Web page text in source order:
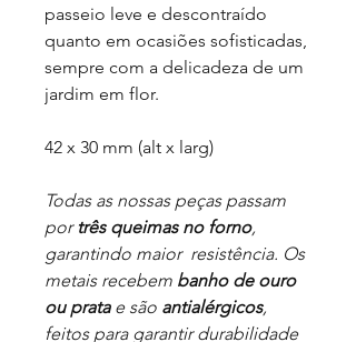
passeio leve e descontraído
quanto em ocasiões sofisticadas,
sempre com a delicadeza de um
jardim em flor.
42 x 30 mm (alt x larg)
Todas as nossas peças passam
por três queimas no forno,
garantindo maior resistência. Os
metais recebem banho de ouro
ou pratae são antialérgicos,
feitos para garantir durabilidade